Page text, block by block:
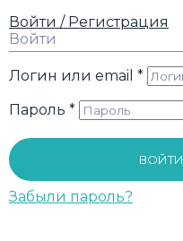
Войти / Регистрация
Войти
Логин или email *
Пароль *
ВОЙТИ
Забыли пароль?